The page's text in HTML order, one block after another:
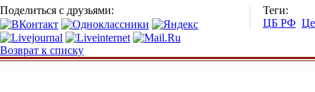
Поделиться с друзьями:
Теги:
ЦБ РФ
Возврат к списку